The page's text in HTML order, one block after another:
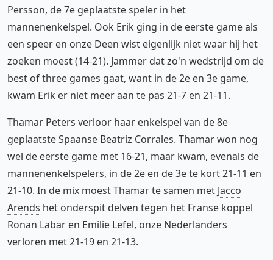
Persson, de 7e geplaatste speler in het
mannenenkelspel. Ook Erik ging in de eerste game als
een speer en onze Deen wist eigenlijk niet waar hij het
zoeken moest (14-21). Jammer dat zo'n wedstrijd om de
best of three games gaat, want in de 2e en 3e game,
kwam Erik er niet meer aan te pas 21-7 en 21-11.
Thamar Peters verloor haar enkelspel van de 8e
geplaatste Spaanse Beatriz Corrales. Thamar won nog
wel de eerste game met 16-21, maar kwam, evenals de
mannenenkelspelers, in de 2e en de 3e te kort 21-11 en
21-10. In de mix moest Thamar te samen met Jacco
Arends het onderspit delven tegen het Franse koppel
Ronan Labar en Emilie Lefel, onze Nederlanders
verloren met 21-19 en 21-13.